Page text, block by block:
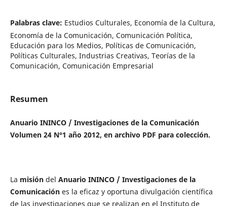
Palabras clave: Estudios Culturales, Economía de la Cultura,
Economía de la Comunicación, Comunicación Política,
Educación para los Medios, Políticas de Comunicación,
Políticas Culturales, Industrias Creativas, Teorías de la
Comunicación, Comunicación Empresarial
Resumen
Anuario ININCO / Investigaciones de la Comunicación
Volumen 24 N°1 año 2012, en archivo PDF para colección.
La misióndel Anuario ININCO/ Investigaciones de la
Comunicaciónes la eficaz y oportuna divulgación científica
de las investigaciones que se realizan en el Instituto de